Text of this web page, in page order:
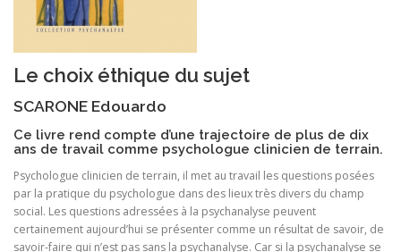
Le choix éthique du sujet
SCARONE Edouardo
Ce livre rend compte d’une trajectoire de plus de dix
ans de travail comme psychologue clinicien de terrain.
Psychologue clinicien de terrain, il met au travail les questions posées
par la pratique du psychologue dans des lieux très divers du champ
social. Les questions adressées à la psychanalyse peuvent
certainement aujourd’hui se présenter comme un résultat de savoir, de
savoir-faire qui n’est pas sans la psychanalyse. Car si la psychanalyse se